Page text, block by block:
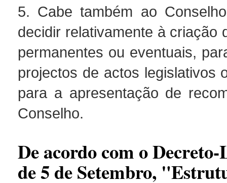
5. Cabe também ao
decidir relativamente à criação
permanentes ou eventuais,
projectos de actos legislativos
para a apresentação de
Conselho.
De acordo com o Decreto-
de 5 de Setembro,